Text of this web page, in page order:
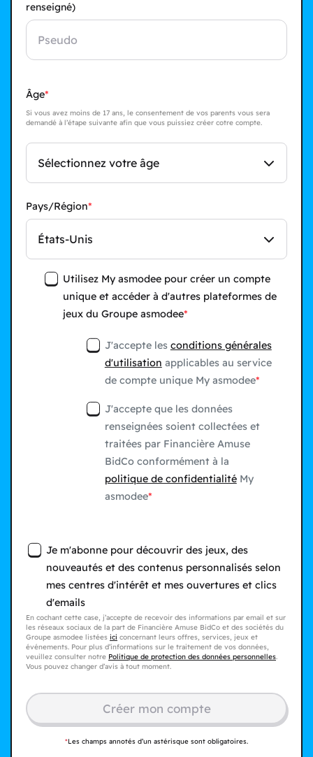
renseigné)
Âge
Si vous avez moins de 17 ans, le consentement de vos parents vous sera
demandé à l’étape suivante afin que vous puissiez créer cotre compte.
Sélectionnez votre âge
Pays/Région
États-Unis
Utilisez My asmodee pour créer un compte
unique et accéder à d'autres plateformes de
jeux du Groupe asmodee
J'accepte les conditions générales
d'utilisation applicables au service
de compte unique My asmodee
J'accepte que les données
renseignées soient collectées et
traitées par Financière Amuse
BidCo conformément à la
politique de confidentialitéMy
asmodee
Je m'abonne pour découvrir des jeux, des
nouveautés et des contenus personnalisés selon
mes centres d'intérêt et mes ouvertures et clics
d'emails
En cochant cette case, j’accepte de recevoir des informations par email et sur
les réseaux sociaux de la part de Financière Amuse BidCo et des sociétés du
Groupe asmodee listées ici concernant leurs offres, services, jeux et
événements. Pour plus d’informations sur le traitement de vos données,
veuillez consulter notre Politique de protection des données personnelles.
Vous pouvez changer d’avis à tout moment.
Créer mon compte​
*Les champs annotés d’un astérisque sont obligatoires.